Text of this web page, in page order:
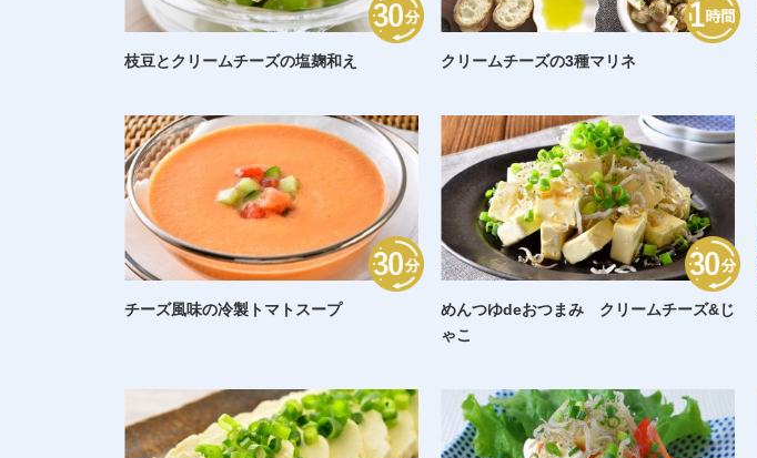
枝豆とクリームチーズの塩麹和え クリームチーズの3種マリネ
チーズ風味の冷製トマトスープ
めんつゆdeおつまみ クリームチーズ&じ
ゃこ